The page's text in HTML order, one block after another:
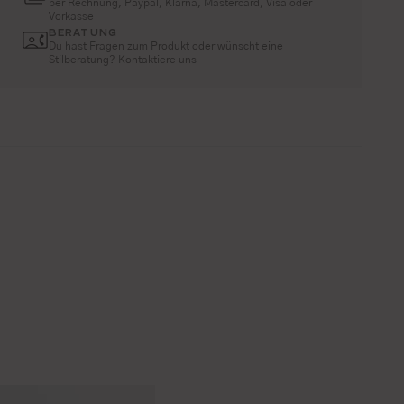
per Rechnung, Paypal, Klarna, Mastercard, Visa oder
Vorkasse
BERATUNG
Du hast Fragen zum Produkt oder wünscht eine
Stilberatung? Kontaktiere uns